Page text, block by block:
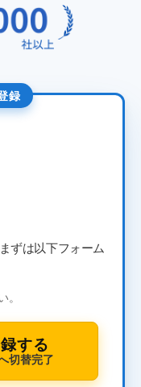
録
まずは以下フォーム
する
切替完了